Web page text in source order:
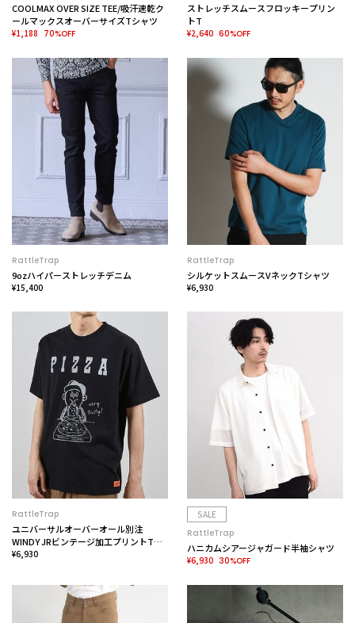
COOLMAX OVER SIZE TEE/吸汗速乾ク
ールマックスオーバーサイズTシャツ
¥1,188 70%OFF
ストレッチスムースフロッキープリン
トT
¥2,640 60%OFF
RattleTrap
9ozハイパーストレッチデニム
¥15,400
RattleTrap
シルケットスムースVネックTシャツ
¥6,930
RattleTrap
ユニバーサルオーバーオール別注
WINDY JRビンテージ加工プリントTシ
ャツ
¥6,930
SALE
RattleTrap
ハニカムシアージャガード半袖シャツ
¥6,930 30%OFF